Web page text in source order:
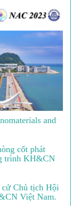
and
cốt phát
trình KH&CN
Chủ tịch Hội
Việt Nam.